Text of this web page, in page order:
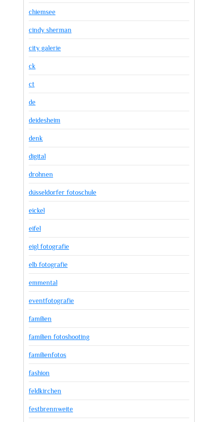
chiemsee
cindy sherman
city galerie
ck
ct
de
deidesheim
denk
digital
drohnen
düsseldorfer fotoschule
eickel
eifel
eigl fotografie
elb fotografie
emmental
eventfotografie
familien
familien fotoshooting
familienfotos
fashion
feldkirchen
festbrennweite